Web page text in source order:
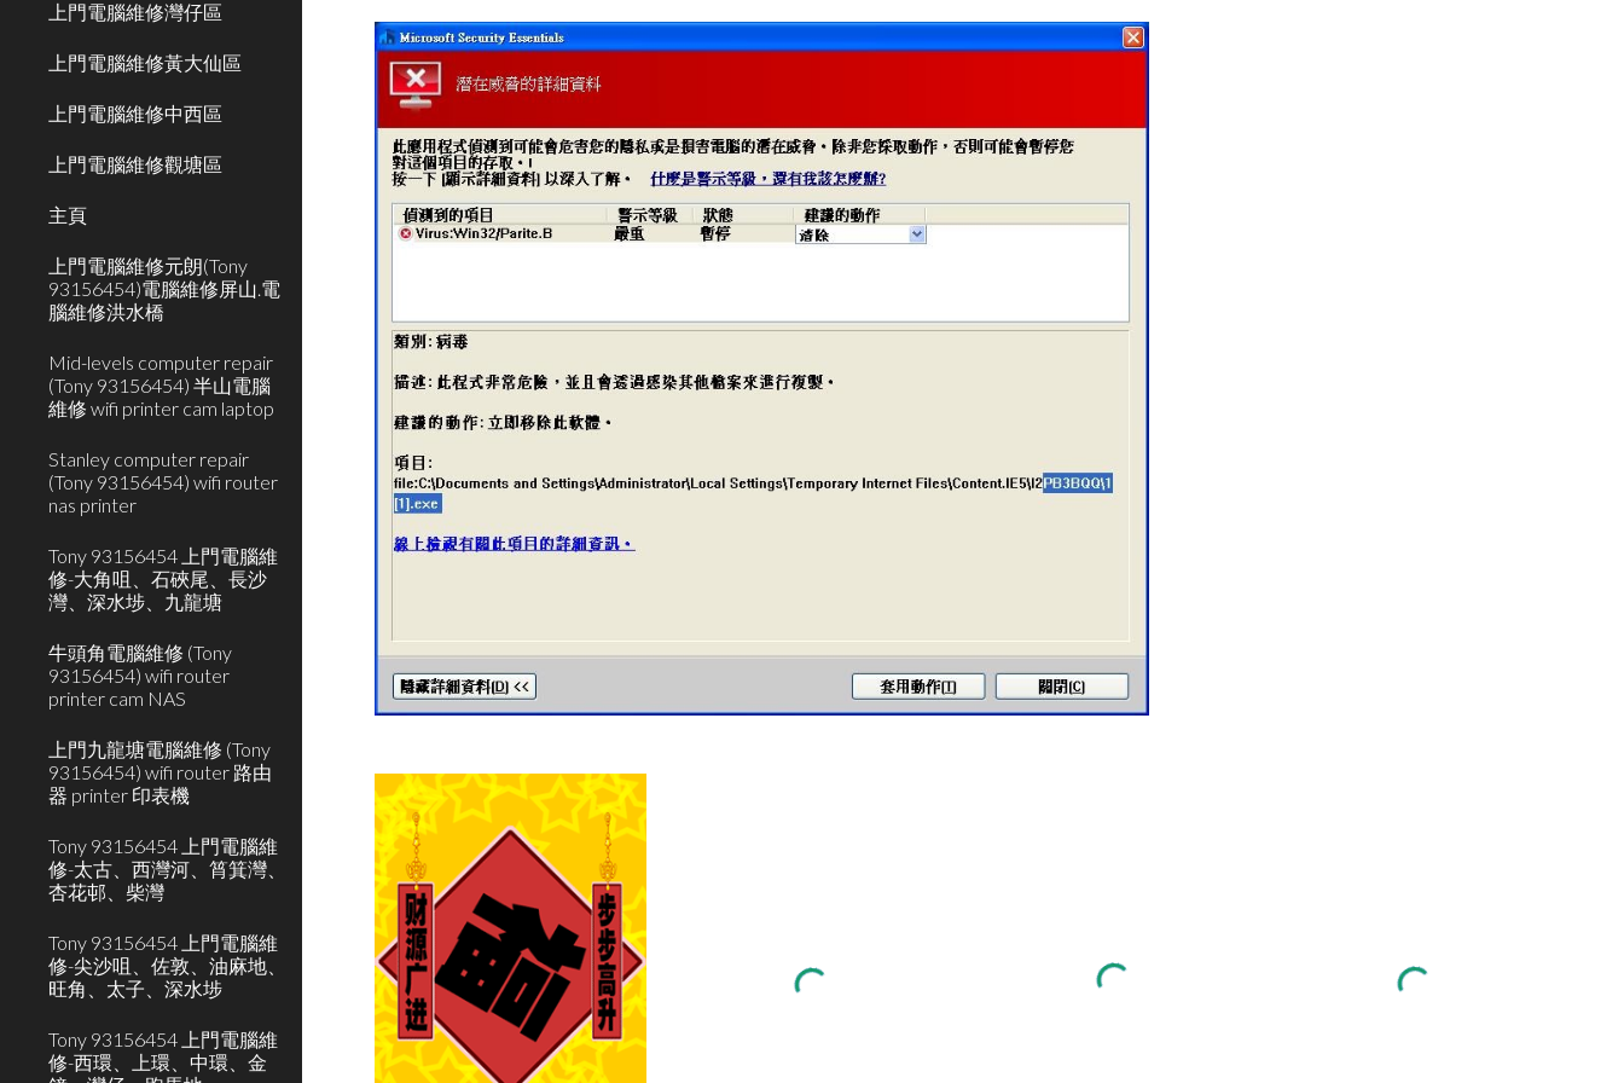
上門電腦維修灣仔區
上門電腦維修黃大仙區
上門電腦維修中西區
上門電腦維修觀塘區
主頁
上門電腦維修元朗(Tony
93156454)電腦維修屏山.電
腦維修洪水橋
Mid-levels computer repair
(Tony 93156454) 半山電腦
維修 wifi printer cam laptop
Stanley computer repair
(Tony 93156454) wifi router
nas printer
Tony 93156454 上門電腦維
修-大角咀、石硤尾、長沙
灣、深水埗、九龍塘
牛頭角電腦維修 (Tony
93156454) wifi router
printer cam NAS
上門九龍塘電腦維修 (Tony
93156454) wifi router 路由
器 printer 印表機
Tony 93156454 上門電腦維
修-太古、西灣河、筲箕灣、
杏花邨、柴灣
Tony 93156454 上門電腦維
修-尖沙咀、佐敦、油麻地、
旺角、太子、深水埗
Tony 93156454 上門電腦維
修-西環、上環、中環、金